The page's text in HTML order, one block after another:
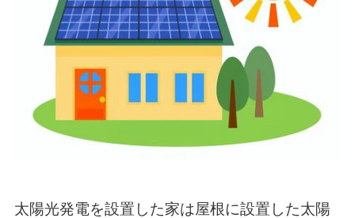
太陽光発電を設置した家は屋根に設置した太陽